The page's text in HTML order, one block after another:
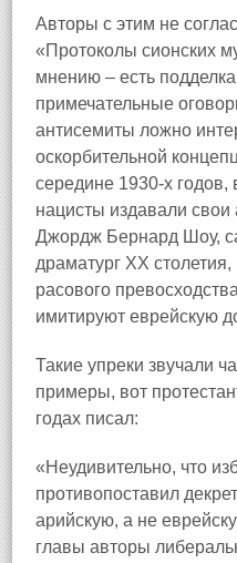
Авторы с этим не
«Протоколы сионских
мнению – есть
примечательные
антисемиты ложно
оскорбительной
середине 1930‑х годов,
нацисты издавали свои
Джордж Бернард Шоу,
драматург XX
расового
имитируют еврейскую
Такие упреки звучали
примеры, вот
годах писал:
«Неудивительно, что
противопоставил
арийскую, а не
главы авторы